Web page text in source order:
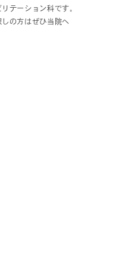
テーション科です。
の方はぜひ当院へ